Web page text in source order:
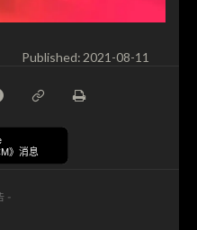
Published: 2021-08-11
》消息
-